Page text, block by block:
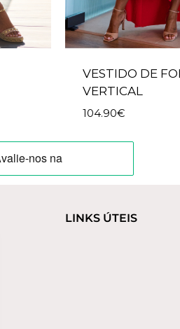
VESTIDO DE
VERTICAL
104.90€
LINKS ÚTEIS